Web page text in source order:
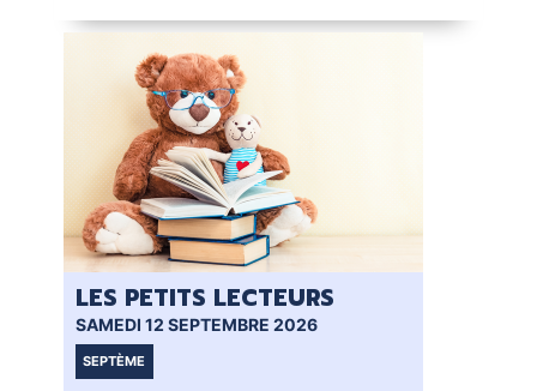
LES PETITS LECTEURS
SAMEDI 12 SEPTEMBRE 2026
SEPTÈME